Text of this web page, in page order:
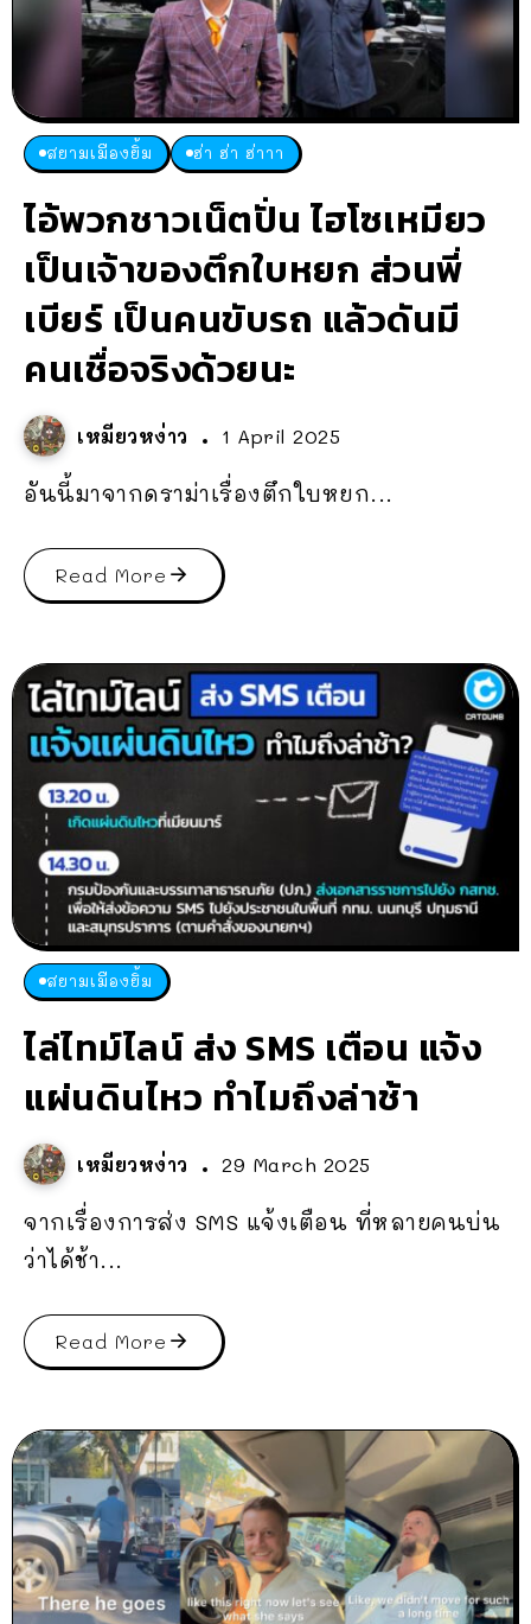
สยามเมืองยิ้ม ฮ่า ฮ่า ฮ่าาา
ไอ้พวกชาวเน็ตปั่น ไฮโซเหมียว
เป็นเจ้าของตึกใบหยก ส่วนพี่
เบียร์ เป็นคนขับรถ แล้วดันมี
คนเชื่อจริงด้วยนะ
เหมียวหง่าว 1 April 2025
อันนี้มาจากดราม่าเรื่องตึกใบหยก...
Read More
สยามเมืองยิ้ม
ไล่ไทม์ไลน์ ส่ง SMS เตือน แจ้ง
แผ่นดินไหว ทำไมถึงล่าช้า
เหมียวหง่าว 29 March 2025
จากเรื่องการส่ง SMS แจ้งเตือน ที่หลายคนบ่น
ว่าได้ช้า...
Read More